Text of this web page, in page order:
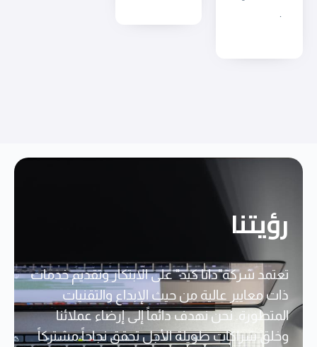
رؤيتنا
تعتمد شركة"داتا كيد" على الابتكار وتقديم خدمات
ذات معايير عالية من حيث الإبداع والتقنيات
المتطورة. نحن نهدف دائماً إلى إرضاء عملائنا
وخلق شراكات طويلة الأجل تحقق نجاحاً مشتركاً